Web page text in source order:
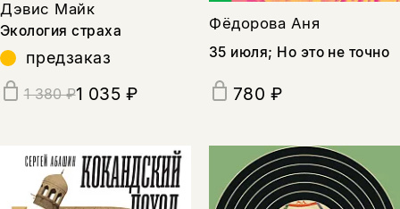
Дэвис Майк
Экология страха
предзаказ
1 380 ₽1 035 ₽
Фёдорова Аня
35 июля; Но это не точно
780 ₽